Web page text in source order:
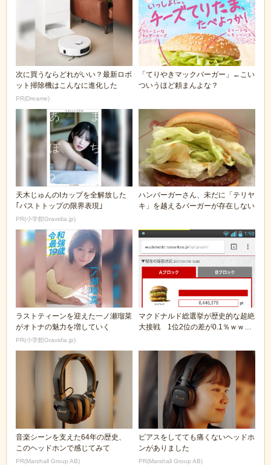
次に買うならどれがいい？最新ロボ
ット掃除機はこんなに進化した
PR(Dreame)
「てりやきマックバーガー」←こい
ついうほど頼まんよな？
天木じゅんのIカップを全解放した
｢バストトップの限界表現｣
PR(小学館Gravidia.jp)
ハンバーガーさん、未だに「テリヤ
キ」を越えるバーガーが存在しない
ラストティーンを迎えた一ノ瀬瑠菜
がオトナの魅力を増していく
PR(小学館Gravidia.jp)
マクドナルド総選挙が歴史的な超絶
大接戦 1位2位の差が0.1％ｗｗｗ
音楽シーンを支えた64年の歴史、
このヘッドホンで感じてみて
PR(Marshall Group AB)
ピアスをしてても痛くないヘッドホ
ンがありました
PR(Marshall Group AB)